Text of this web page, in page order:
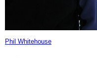
Phil Whitehouse